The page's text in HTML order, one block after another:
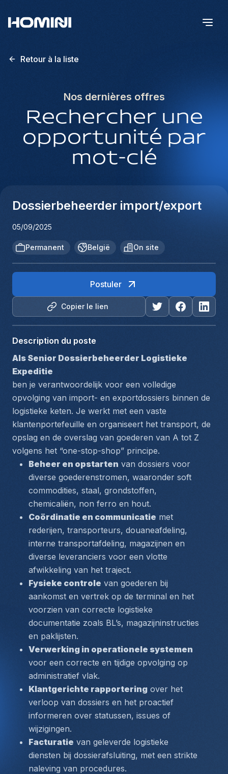
Retour à la liste
Nos dernières offres
Rechercher une
opportunité par
mot-clé
Dossierbeheerder import/export
05/09/2025
Permanent België On site
Copier le lien
Postuler
Description du poste
Als Senior Dossierbeheerder Logistieke
Expeditie
ben je verantwoordelijk voor een volledige
opvolging van import- en exportdossiers binnen de
logistieke keten. Je werkt met een vaste
klantenportefeuille en organiseert het transport, de
opslag en de overslag van goederen van A tot Z
volgens het “one-stop-shop” principe.
Beheer en opstarten van dossiers voor
diverse goederenstromen, waaronder soft
commodities, staal, grondstoffen,
chemicaliën, non ferro en hout.
Coördinatie en communicatie met
rederijen, transporteurs, douaneafdeling,
interne transportafdeling, magazijnen en
diverse leveranciers voor een vlotte
afwikkeling van het traject.
Fysieke controle van goederen bij
aankomst en vertrek op de terminal en het
voorzien van correcte logistieke
documentatie zoals BL’s, magazijninstructies
en paklijsten.
Verwerking in operationele systemen
voor een correcte en tijdige opvolging op
administratief vlak.
Klantgerichte rapportering over het
verloop van dossiers en het proactief
informeren over statussen, issues of
wijzigingen.
Facturatie van geleverde logistieke
diensten bij dossierafsluiting, met een strikte
naleving van procedures.